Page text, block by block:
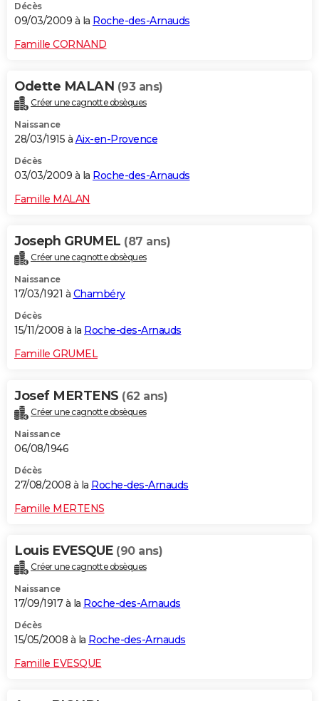
Décès
09/03/2009 à la Roche-des-Arnauds
Famille CORNAND
Odette MALAN (93 ans)
Créer une cagnotte obsèques
Naissance
28/03/1915 à Aix-en-Provence
Décès
03/03/2009 à la Roche-des-Arnauds
Famille MALAN
Joseph GRUMEL (87 ans)
Créer une cagnotte obsèques
Naissance
17/03/1921 à Chambéry
Décès
15/11/2008 à la Roche-des-Arnauds
Famille GRUMEL
Josef MERTENS (62 ans)
Créer une cagnotte obsèques
Naissance
06/08/1946
Décès
27/08/2008 à la Roche-des-Arnauds
Famille MERTENS
Louis EVESQUE (90 ans)
Créer une cagnotte obsèques
Naissance
17/09/1917 à la Roche-des-Arnauds
Décès
15/05/2008 à la Roche-des-Arnauds
Famille EVESQUE